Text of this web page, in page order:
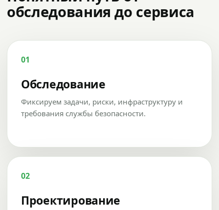
обследования до сервиса
01
Обследование
Фиксируем задачи, риски, инфраструктуру и
требования службы безопасности.
02
Проектирование